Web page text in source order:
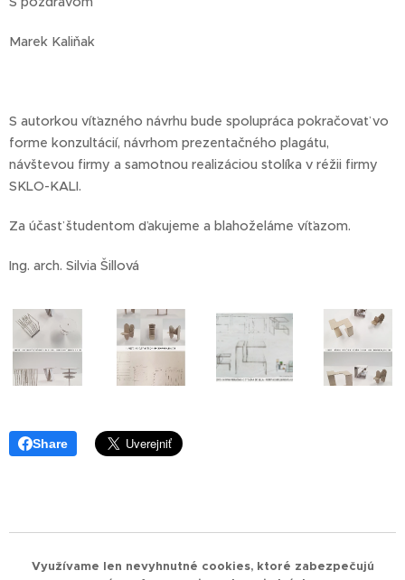
Marek Kaliňak
S autorkou víťazného návrhu bude spolupráca pokračovať vo
forme konzultácií, návrhom prezentačného plagátu,
návštevou firmy a samotnou realizáciou stolíka v réžii firmy
SKLO-KALI.
Za účasť študentom ďakujeme a blahoželáme víťazom.
Ing. arch. Silvia Šillová
Share
Využívame len nevyhnutné cookies, ktoré zabezpečujú